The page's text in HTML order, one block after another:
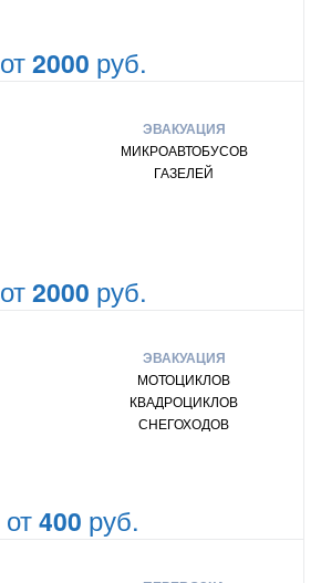
от2000 руб.
ЭВАКУАЦИЯ
МИКРОАВТОБУСОВ
ГАЗЕЛЕЙ
от2000 руб.
ЭВАКУАЦИЯ
МОТОЦИКЛОВ
КВАДРОЦИКЛОВ
СНЕГОХОДОВ
от400 руб.